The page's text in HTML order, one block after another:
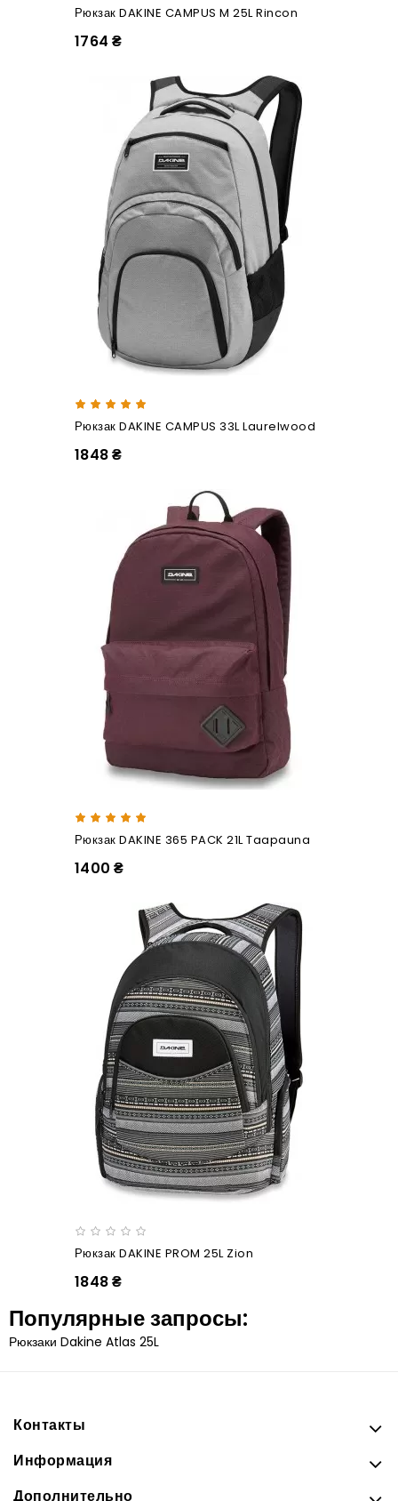
Рюкзак DAKINE CAMPUS M 25L Rincon
1764 ₴
Рюкзак DAKINE CAMPUS 33L Laurelwood
1848 ₴
Рюкзак DAKINE 365 PACK 21L Taapauna
1400 ₴
Рюкзак DAKINE PROM 25L Zion
1848 ₴
Популярные запросы:
Рюкзаки Dakine Atlas 25L
Контакты
Информация
Дополнительно